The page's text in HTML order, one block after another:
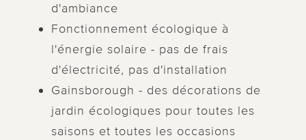
d'ambiance
Fonctionnement écologique à
l'énergie solaire - pas de frais
d'électricité, pas d'installation
Gainsborough - des décorations de
jardin écologiques pour toutes les
saisons et toutes les occasions